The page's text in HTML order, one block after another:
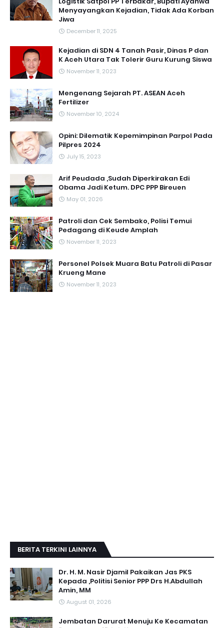
Menyayangkan Kejadian, Tidak Ada Korban
Jiwa
December 11, 2025
Kejadian di SDN 4 Tanah Pasir, Dinas P dan
K Aceh Utara Tak Tolerir Guru Kurung Siswa
November 11, 2023
Mengenang Sejarah PT. ASEAN Aceh
Fertilizer
November 10, 2024
Opini: Dilematik Kepemimpinan Parpol Pada
Pilpres 2024
July 15, 2023
Arif Peudada ,Sudah Diperkirakan Edi
Obama Jadi Ketum. DPC PPP Bireuen
May 01, 2026
Patroli dan Cek Sembako, Polisi Temui
Pedagang di Keude Amplah
November 11, 2023
Personel Polsek Muara Batu Patroli di Pasar
Krueng Mane
November 11, 2023
BERITA TERKINI LAINNYA
Dr. H. M. Nasir Djamil Pakaikan Jas PKS
Kepada ,Politisi Senior PPP Drs H.Abdullah
Amin, MM
August 01, 2026
Jembatan Darurat Menuju Ke Kecamatan